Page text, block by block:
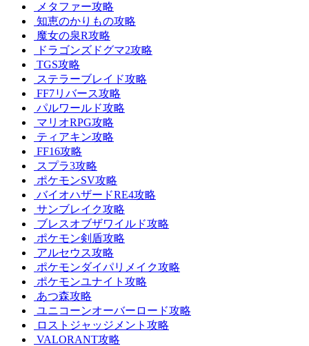
メタファー攻略
知恵のかりもの攻略
魔女の泉R攻略
ドラゴンズドグマ2攻略
TGS攻略
ステラーブレイド攻略
FF7リバース攻略
パルワールド攻略
マリオRPG攻略
ティアキン攻略
FF16攻略
スプラ3攻略
ポケモンSV攻略
バイオハザードRE4攻略
サンブレイク攻略
ブレスオブザワイルド攻略
ポケモン剣盾攻略
アルセウス攻略
ポケモンダイパリメイク攻略
ポケモンユナイト攻略
あつ森攻略
ユニコーンオーバーロード攻略
ロストジャッジメント攻略
VALORANT攻略